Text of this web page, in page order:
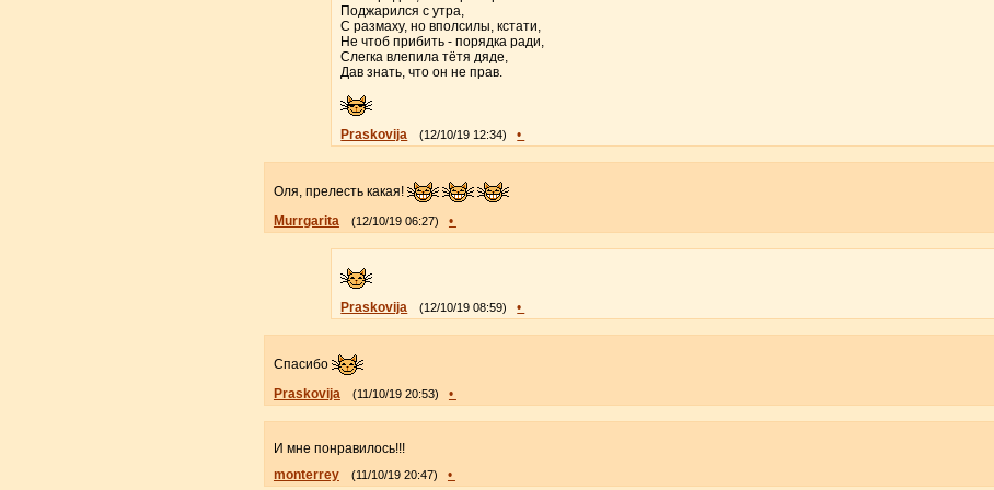
Поджарился с утра,
С размаху, но вполсилы, кстати,
Не чтоб прибить - порядка ради,
Слегка влепила тётя дяде,
Дав знать, что он не прав.
Praskovija (12/10/19 12:34) •
Оля, прелесть какая!
Murrgarita
(12/10/19 06:27) •
Praskovija (12/10/19 08:59) •
Спасибо
Praskovija
(11/10/19 20:53) •
И мне понравилось!!!
monterrey
(11/10/19 20:47) •